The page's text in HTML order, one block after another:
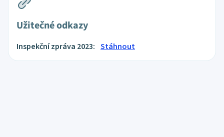
Užitečné odkazy
Inspekční zpráva 2023: Stáhnout